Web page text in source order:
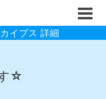
イブス 詳細
☆